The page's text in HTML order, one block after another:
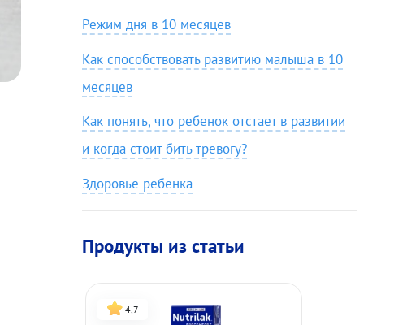
Режим дня в 10 месяцев
Как способствовать развитию малыша в 10
месяцев
Как понять, что ребенок отстает в развитии
и когда стоит бить тревогу?
Здоровье ребенка
Продукты из статьи
4,7